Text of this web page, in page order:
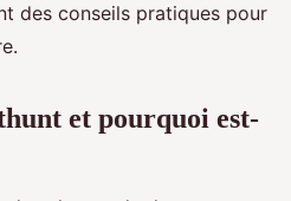
des conseils pratiques pour
et pourquoi est-